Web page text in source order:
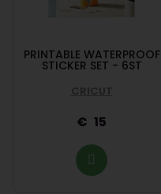
PRINTABLE WATERPROOF
STICKER SET - 6ST
CRICUT
15